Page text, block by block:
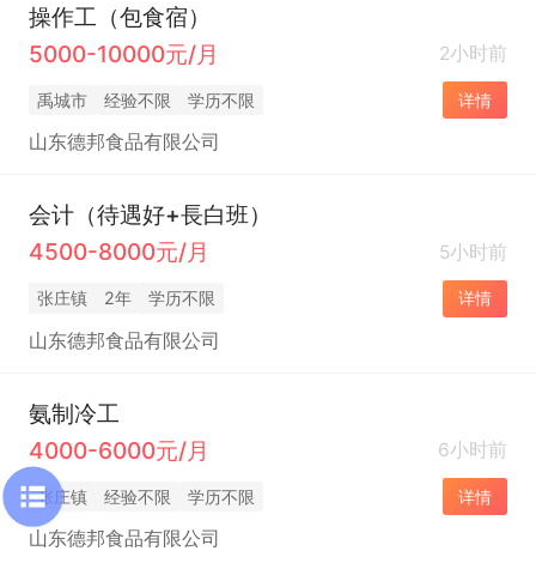
操作工（包食宿）
5000-10000元/月
2小时前
禹城市 经验不限 学历不限 详情
山东德邦食品有限公司
会计（待遇好+長白班）
4500-8000元/月
5小时前
张庄镇 2年 学历不限 详情
山东德邦食品有限公司
氨制冷工
4000-6000元/月
6小时前
张庄镇 经验不限 学历不限 详情
山东德邦食品有限公司